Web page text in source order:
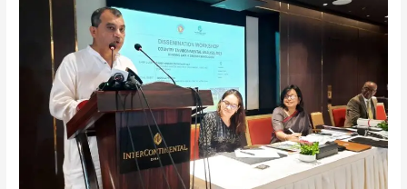
সহযোগীদের
প্ল্যাটফর্মে
প্রয়োজন
পরিবেশমন্ত্রী